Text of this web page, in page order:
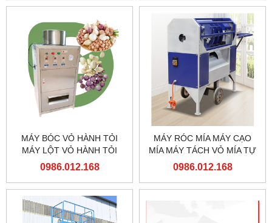
MÁY BÓC VỎ HÀNH TỎI
MÁY LỘT VỎ HÀNH TỎI
0986.012.168
MÁY RÓC MÍA MÁY CẠO
MÍA MÁY TÁCH VỎ MÍA TỰ
ĐỘNG
0986.012.168